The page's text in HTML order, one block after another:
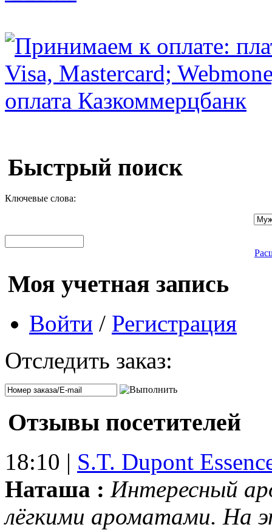
Быстрый поиск
Ключевые слова:
Моя учетная запись
Войти / Регистрация
Отследить заказ:
Отзывы посетителей
18:10 | S.T. Dupont
Наташа : Интересный
лёгкими ароматами. На